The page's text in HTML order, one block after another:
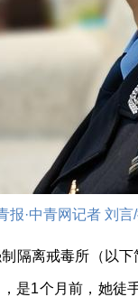
报·中青网记者 刘言
隔离戒毒所（以
是1个月前，她